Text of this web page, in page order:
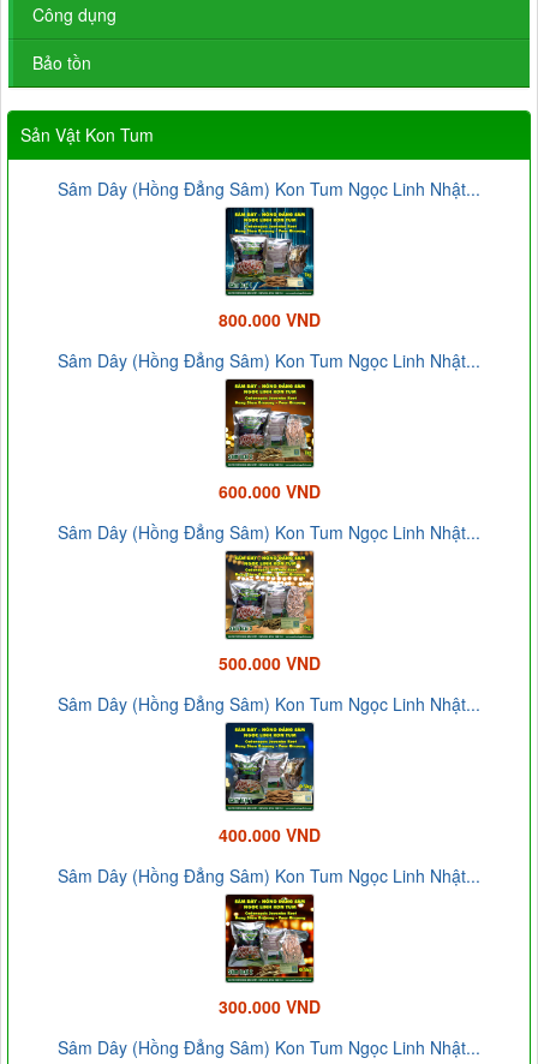
Công dụng
Bảo tồn
Sản Vật Kon Tum
Sâm Dây (Hồng Đẳng Sâm) Kon Tum Ngọc Linh Nhật...
800.000 VND
Sâm Dây (Hồng Đẳng Sâm) Kon Tum Ngọc Linh Nhật...
600.000 VND
Sâm Dây (Hồng Đẳng Sâm) Kon Tum Ngọc Linh Nhật...
500.000 VND
Sâm Dây (Hồng Đẳng Sâm) Kon Tum Ngọc Linh Nhật...
400.000 VND
Sâm Dây (Hồng Đẳng Sâm) Kon Tum Ngọc Linh Nhật...
300.000 VND
Sâm Dây (Hồng Đẳng Sâm) Kon Tum Ngọc Linh Nhật...